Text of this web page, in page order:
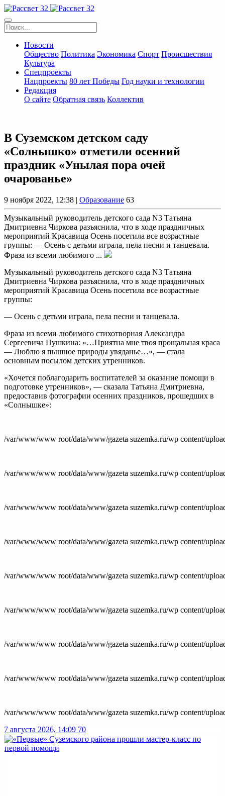
Новости
Общество Политика Экономика Спорт Происшествия
Культура
Спецпроекты
Нацпроекты 80 лет Победы Год науки и технологии
Редакция
О сайте Обратная связь Коллектив
В Суземском детском саду
«Солнышко» отметили осенний
праздник «Унылая пора очей
очарованье»
9 ноября 2022, 12:38 | Образование 63
Музыкальный руководитель детского сада N3 Татьяна
Дмитриевна Чиркова разъяснила, что в ходе праздничных
мероприятий Красавица Осень посетила все возрастные
группы: — Осень с детьми играла, пела песни и танцевала.
Фраза из всеми любимого ...
Музыкальный руководитель детского сада N3 Татьяна
Дмитриевна Чиркова разъяснила, что в ходе праздничных
мероприятий Красавица Осень посетила все возрастные
группы:
— Осень с детьми играла, пела песни и танцевала.
Фраза из всеми любимого стихотворная Александра
Сергеевича Пушкина: «…Приятна мне твоя прощальная краса
— Люблю я пышное природы увяданье…», — стала
основным посылом детских утренников.
«Хочется поблагодарить воспитателей за оказание помощи в
подготовке утренников», — сказала Татьяна Дмитриевна,
предоставив фотографии осенних праздников, прошедших в
«Солнышке»:
/var/www/www root/data/www/gazeta suzemka.ru/wp content/
/var/www/www root/data/www/gazeta suzemka.ru/wp content/
/var/www/www root/data/www/gazeta suzemka.ru/wp content/
/var/www/www root/data/www/gazeta suzemka.ru/wp content/
/var/www/www root/data/www/gazeta suzemka.ru/wp content/
/var/www/www root/data/www/gazeta suzemka.ru/wp content/
/var/www/www root/data/www/gazeta suzemka.ru/wp content/
/var/www/www root/data/www/gazeta suzemka.ru/wp content/
/var/www/www root/data/www/gazeta suzemka.ru/wp content/
7 августа 2026, 14:09 70